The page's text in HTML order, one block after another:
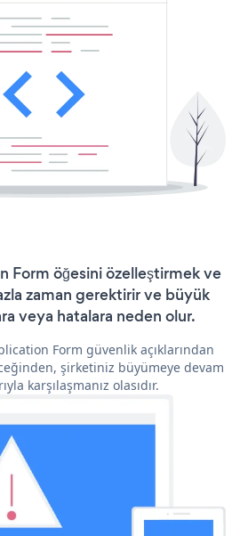
Form öğesini özelleştirmek ve
zaman gerektirir ve büyük
veya hatalara neden olur.
Form güvenlik açıklarından
şirketiniz büyümeye devam
karşılaşmanız olasıdır.